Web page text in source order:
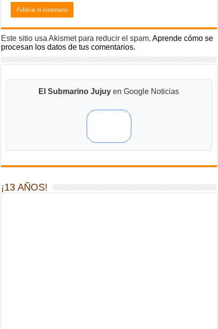
Este sitio usa Akismet para reducir el spam.Aprende cómo se
procesan los datos de tus comentarios.
El Submarino Jujuy en Google Noticias
¡13 AÑOS!